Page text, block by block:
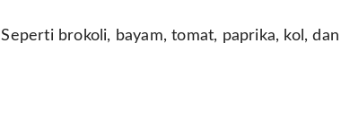
brokoli, bayam, tomat, paprika, kol, dan